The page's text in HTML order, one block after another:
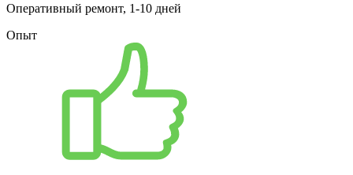
Оперативный ремонт, 1-10 дней
Опыт